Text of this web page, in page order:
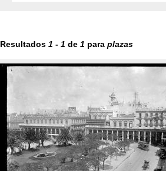
Resultados 1 - 1 de 1 para plazas